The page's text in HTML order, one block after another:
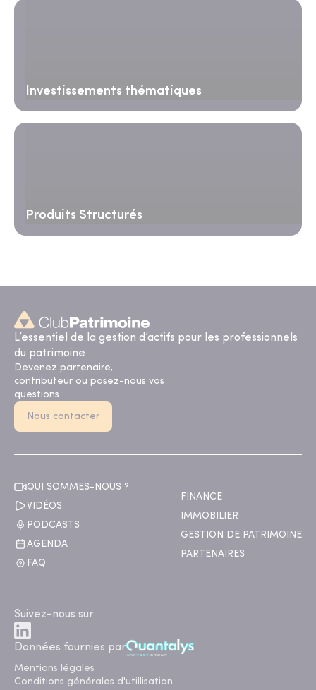
Investissements thématiques
Produits Structurés
L’essentiel de la gestion d’actifs pour les professionnels
du patrimoine
Devenez partenaire,
contributeur ou posez-nous vos
questions
Nous contacter
QUI SOMMES-NOUS ?
VIDÉOS
PODCASTS
AGENDA
FAQ
FINANCE
IMMOBILIER
GESTION DE PATRIMOINE
PARTENAIRES
Suivez-nous sur
Données fournies par
Mentions légales
Conditions générales d'utillisation